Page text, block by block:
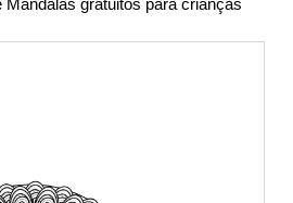
gratuitos para crianças